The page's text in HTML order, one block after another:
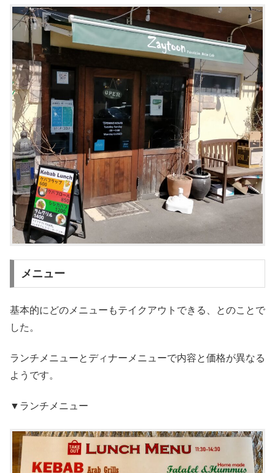
メニュー
基本的にどのメニューもテイクアウトできる、とのことで
した。
ランチメニューとディナーメニューで内容と価格が異なる
ようです。
▼ランチメニュー